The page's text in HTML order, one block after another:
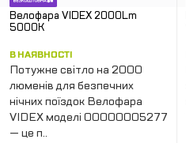
Велофара VIDEX 2000Lm
5000K
В НАЯВНОСТІ
Потужне світло на 2000
люменів для безпечних
нічних поїздок Велофара
VIDEX моделі 00000005277
— це п..